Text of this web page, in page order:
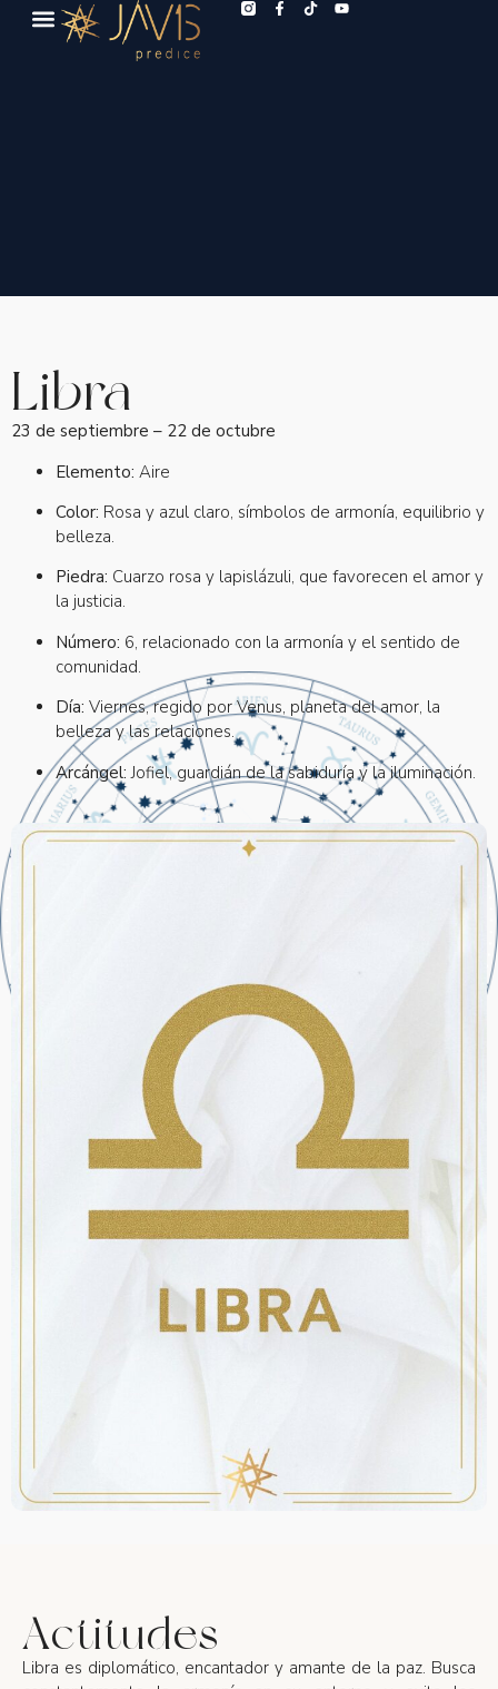
Libra
23 de septiembre – 22 de octubre
Elemento: Aire
Color: Rosa y azul claro, símbolos de armonía, equilibrio y
belleza.
Piedra: Cuarzo rosa y lapislázuli, que favorecen el amor y
la justicia.
Número: 6, relacionado con la armonía y el sentido de
comunidad.
Día: Viernes, regido por Venus, planeta del amor, la
belleza y las relaciones.
Arcángel: Jofiel, guardián de la sabiduría y la iluminación.
Actitudes
Libra es diplomático, encantador y amante de la paz. Busca